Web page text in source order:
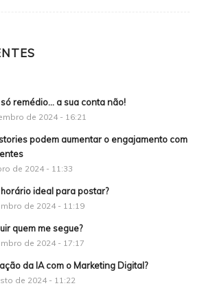
remédio… a sua conta não!
de 2024 - 16:21
podem aumentar o engajamento com
de 2024 - 11:33
horário ideal para postar?
de 2024 - 11:19
quem me segue?
de 2024 - 17:17
da IA com o Marketing Digital?
de 2024 - 11:22